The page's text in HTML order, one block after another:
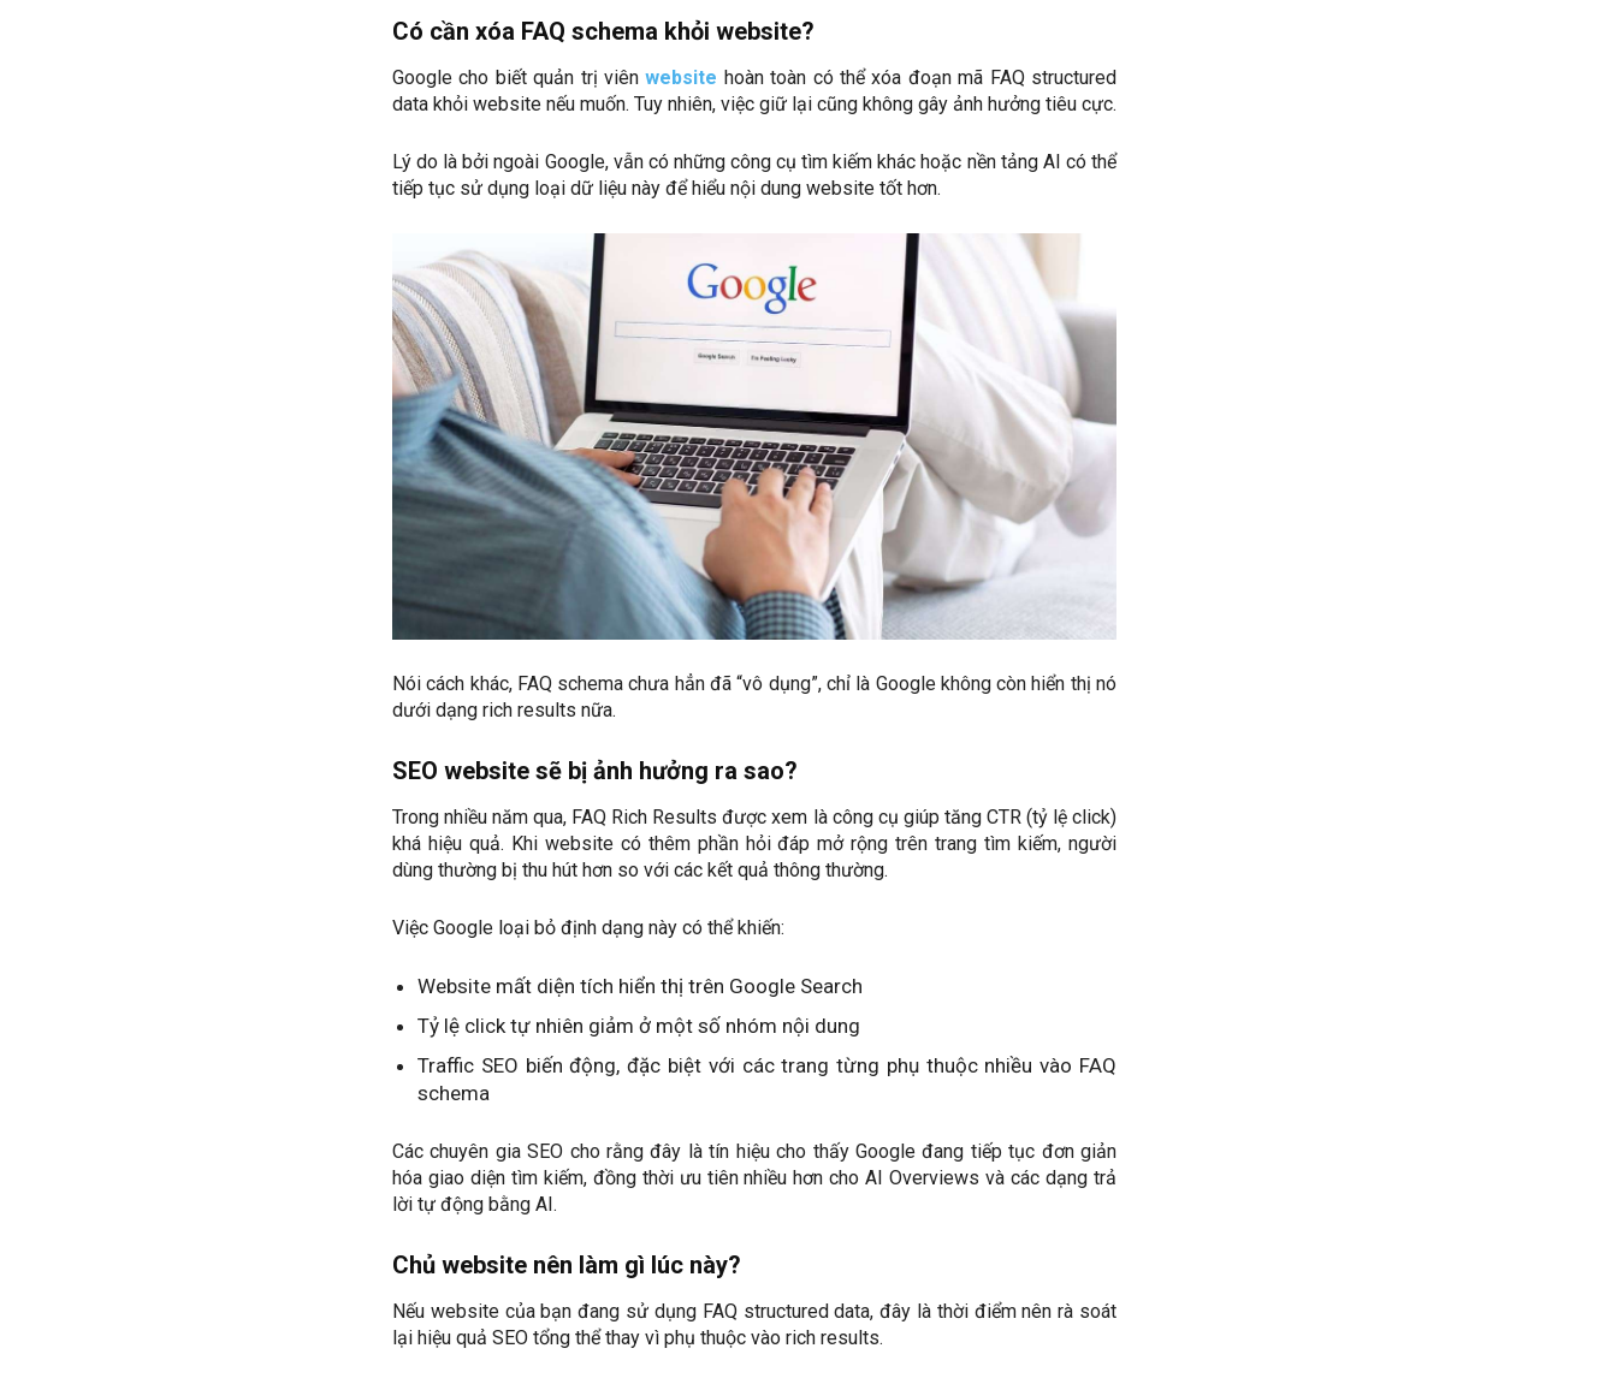
Có cần xóa FAQ schema khỏi website?
Google cho biết quản trị viênwebsite hoàn toàn có thể xóa đoạn mã FAQ structured
data khỏi website nếu muốn. Tuy nhiên, việc giữ lại cũng không gây ảnh hưởng tiêu cực.
Lý do là bởi ngoài Google, vẫn có những công cụ tìm kiếm khác hoặc nền tảng AI có thể
tiếp tục sử dụng loại dữ liệu này để hiểu nội dung website tốt hơn.
Nói cách khác, FAQ schema chưa hẳn đã “vô dụng”, chỉ là Google không còn hiển thị nó
dưới dạng rich results nữa.
SEO website sẽ bị ảnh hưởng ra sao?
Trong nhiều năm qua, FAQ Rich Results được xem là công cụ giúp tăng CTR (tỷ lệ click)
khá hiệu quả. Khi website có thêm phần hỏi đáp mở rộng trên trang tìm kiếm, người
dùng thường bị thu hút hơn so với các kết quả thông thường.
Việc Google loại bỏ định dạng này có thể khiến:
Website mất diện tích hiển thị trên Google Search
Tỷ lệ click tự nhiên giảm ở một số nhóm nội dung
Traffic SEO biến động, đặc biệt với các trang từng phụ thuộc nhiều vào FAQ
schema
Các chuyên gia SEO cho rằng đây là tín hiệu cho thấy Google đang tiếp tục đơn giản
hóa giao diện tìm kiếm, đồng thời ưu tiên nhiều hơn cho AI Overviews và các dạng trả
lời tự động bằng AI.
Chủ website nên làm gì lúc này?
Nếu website của bạn đang sử dụng FAQ structured data, đây là thời điểm nên rà soát
lại hiệu quả SEO tổng thể thay vì phụ thuộc vào rich results.